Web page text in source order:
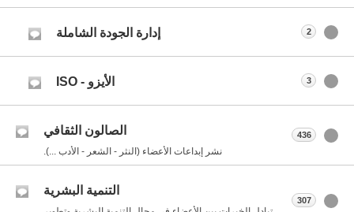
إدارة الجودة الشاملة 2
الأيزو - ISO 3
الصالون الثقافي
نشر إبداعات الأعضاء (النثر - الشعر - الأدب ...).
436
التنمية البشرية
307